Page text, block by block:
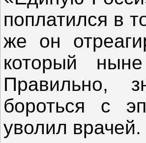
поплатился в
же он
который
Правильно,
бороться с
уволил врачей.